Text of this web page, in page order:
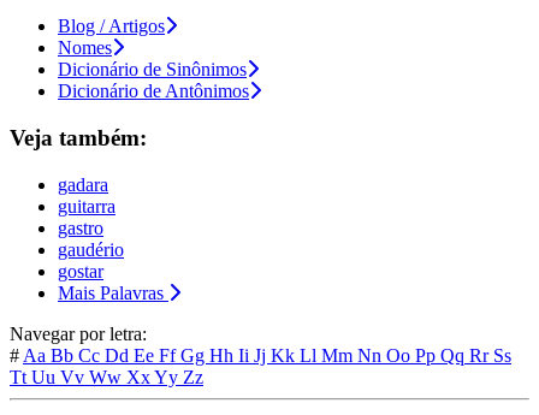
Blog / Artigos
Nomes
Dicionário de Sinônimos
Dicionário de Antônimos
Veja também:
gadara
guitarra
gastro
gaudério
gostar
Mais Palavras
Navegar por letra:
# Aa Bb Cc Dd Ee FfGg Hh Ii Jj Kk Ll Mm Nn Oo Pp Qq Rr Ss
Tt Uu Vv Ww XxYy Zz